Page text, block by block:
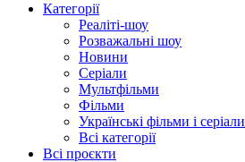
Категорії
Реаліті-шоу
Розважальні шоу
Новини
Серіали
Мультфільми
Фільми
Українські фільми і серіали
Всі категорії
Всі проєкти